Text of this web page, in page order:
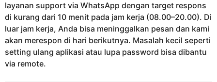
layanan support via WhatsApp dengan target respons
di kurang dari 10 menit pada jam kerja (08.00–20.00). Di
luar jam kerja, Anda bisa meninggalkan pesan dan kami
akan merespon di hari berikutnya. Masalah kecil seperti
setting ulang aplikasi atau lupa password bisa dibantu
via remote.